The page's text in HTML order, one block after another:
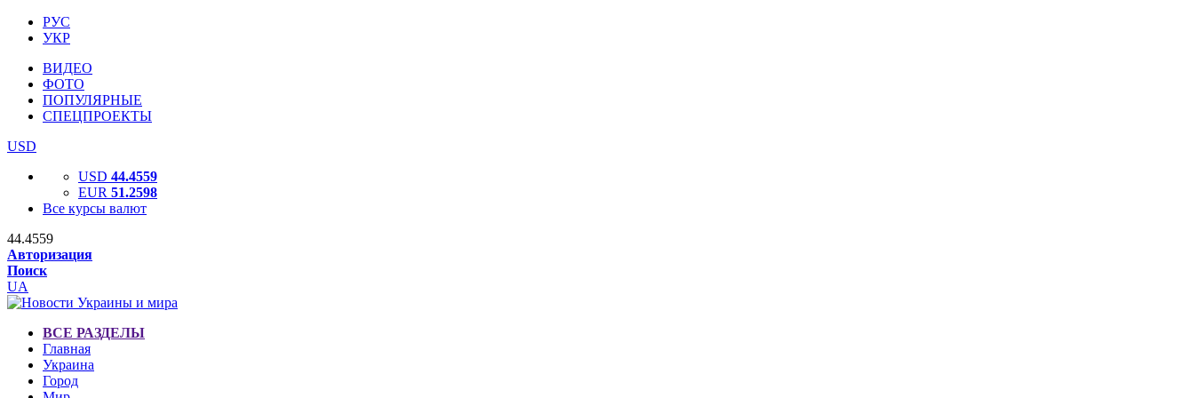
РУС
УКР
ВИДЕО
ФОТО
ПОПУЛЯРНЫЕ
СПЕЦПРОЕКТЫ
USD
USD 44.4559
EUR 51.2598
Все курсы валют
44.4559
Авторизация
Поиск
UA
ВСЕ РАЗДЕЛЫ
Главная
Украина
Город